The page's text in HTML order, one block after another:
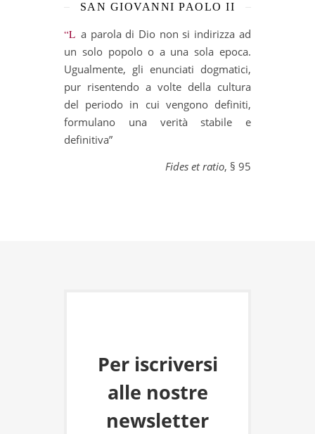
SAN GIOVANNI PAOLO II
“La parola di Dio non si indirizza ad
un solo popolo o a una sola epoca.
Ugualmente, gli enunciati dogmatici,
pur risentendo a volte della cultura
del periodo in cui vengono definiti,
formulano una verità stabile e
definitiva”
Fides et ratio, § 95
Per iscriversi
alle nostre
newsletter